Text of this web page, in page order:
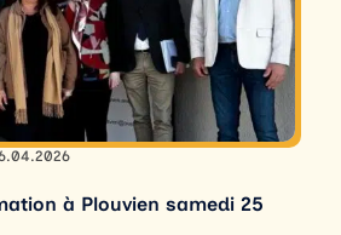
à Plouvien samedi 25